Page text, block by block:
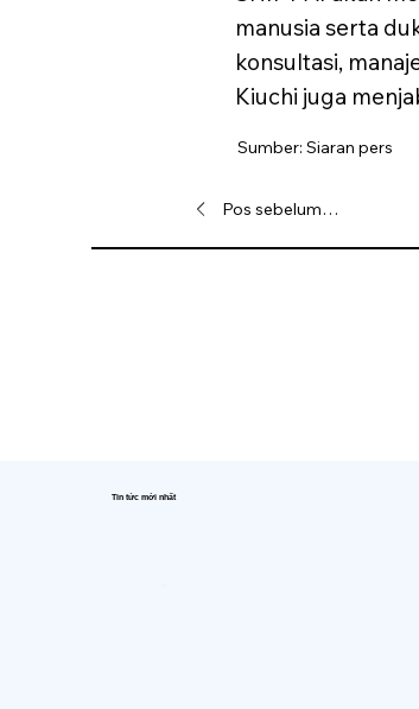
manusia serta
konsultasi,
Kiuchi juga
Sumber: Siaran pers
Pos sebelumnya
Tin tức mới nhất